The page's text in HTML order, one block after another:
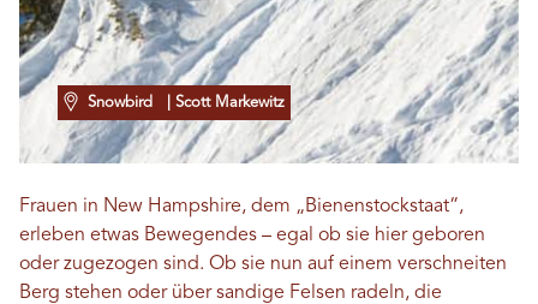
Snowbird | Scott Markewitz
Frauen in New Hampshire, dem „Bienenstockstaat“,
erleben etwas Bewegendes – egal ob sie hier geboren
oder zugezogen sind. Ob sie nun auf einem verschneiten
Berg stehen oder über sandige Felsen radeln, die